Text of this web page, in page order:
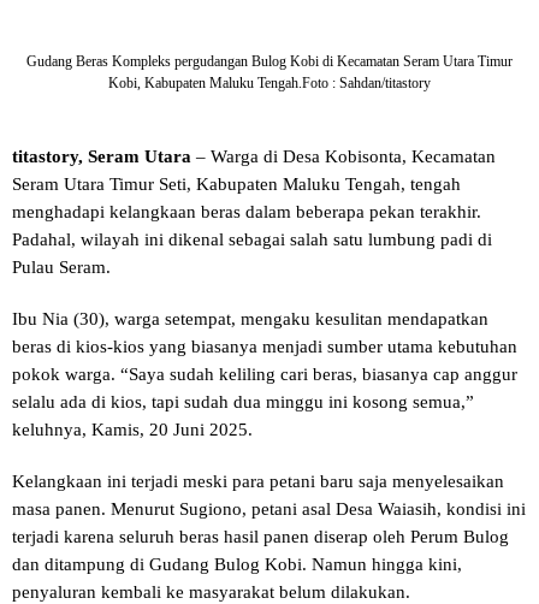
Gudang Beras Kompleks pergudangan Bulog Kobi di Kecamatan Seram Utara Timur
Kobi, Kabupaten Maluku Tengah.Foto : Sahdan/titastory
titastory, Seram Utara – Warga di Desa Kobisonta, Kecamatan
Seram Utara Timur Seti, Kabupaten Maluku Tengah, tengah
menghadapi kelangkaan beras dalam beberapa pekan terakhir.
Padahal, wilayah ini dikenal sebagai salah satu lumbung padi di
Pulau Seram.
Ibu Nia (30), warga setempat, mengaku kesulitan mendapatkan
beras di kios-kios yang biasanya menjadi sumber utama kebutuhan
pokok warga. “Saya sudah keliling cari beras, biasanya cap anggur
selalu ada di kios, tapi sudah dua minggu ini kosong semua,”
keluhnya, Kamis, 20 Juni 2025.
Kelangkaan ini terjadi meski para petani baru saja menyelesaikan
masa panen. Menurut Sugiono, petani asal Desa Waiasih, kondisi ini
terjadi karena seluruh beras hasil panen diserap oleh Perum Bulog
dan ditampung di Gudang Bulog Kobi. Namun hingga kini,
penyaluran kembali ke masyarakat belum dilakukan.